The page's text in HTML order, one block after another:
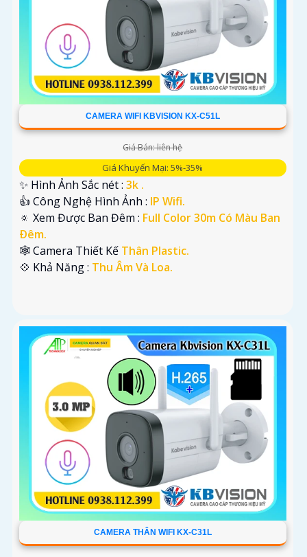
CAMERA WIFI KBVISION KX-C51L
Giá Bán: liên hệ
Giá Khuyến Mại: 5%-35%
✨ Hình Ảnh Sắc nét : 3k .
👍 Công Nghệ Hình Ảnh : IP Wifi.
🔅 Xem Được Ban Đêm : Full Color 30m Có Màu Ban
Ðêm.
🕸️ Camera Thiết Kế Thân Plastic.
️💠 Khả Năng : Thu Âm Và Loa.
CAMERA THÂN WIFI KX-C31L